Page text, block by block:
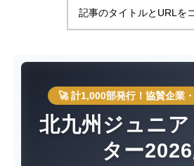
記事のタイトルとURLを
🚀 計1,000部発行！協賛企業
北九州ジュニ
ター